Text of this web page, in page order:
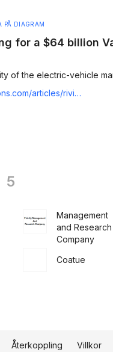
PÅ DIAGRAM
for a $64 billion
of the electric-vehicle
price-ipo-electric-truck-51636129811
5
Management
and Research
Company
Coatue
Återkoppling Villkor